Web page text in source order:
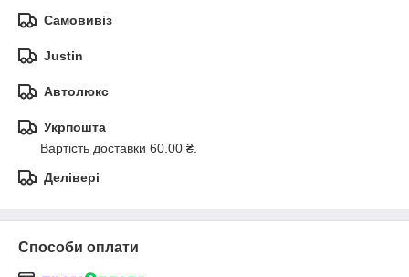
Самовивіз
Justin
Автолюкс
Укрпошта
Вартість доставки 60.00 ₴.
Делівері
Способи оплати